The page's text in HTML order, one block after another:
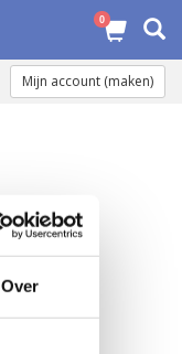
Over
0
Mijn account (maken)